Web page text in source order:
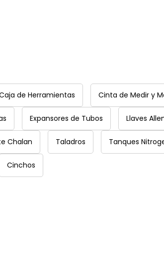
de Herramientas Cinta de Medir y
Expansores de Tubos Llaves
Chalan Taladros Tanques
Cinchos